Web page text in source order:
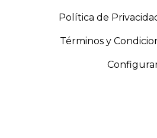
Política de
Términos y